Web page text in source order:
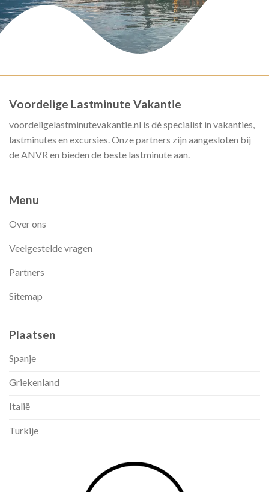
Voordelige Lastminute Vakantie
voordeligelastminutevakantie.nl is dé specialist in vakanties,
lastminutes en excursies. Onze partners zijn aangesloten bij
de ANVR en bieden de beste lastminute aan.
Menu
Over ons
Veelgestelde vragen
Partners
Sitemap
Plaatsen
Spanje
Griekenland
Italië
Turkije